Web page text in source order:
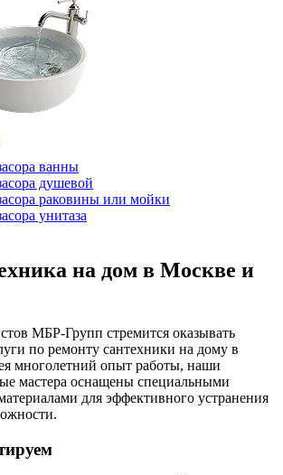
ванны
душевой
раковины или мойки
унитаза
на дом в Москве и
МБР-Групп стремится оказывать
по ремонту сантехники на дому в
многолетний опыт работы, наши
мастера оснащены специальными
для эффективного устранения